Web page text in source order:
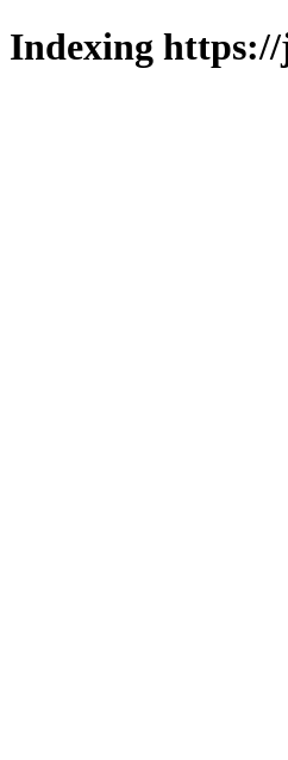
Indexing